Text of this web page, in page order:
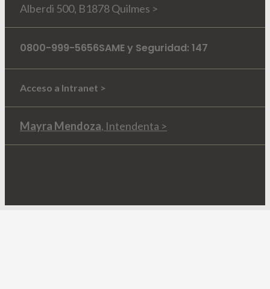
Alberdi 500, B1878 Quilmes >
0800-999-5656SAME y Seguridad: 147
Acceso a Intranet >
Mayra Mendoza, Intendenta >